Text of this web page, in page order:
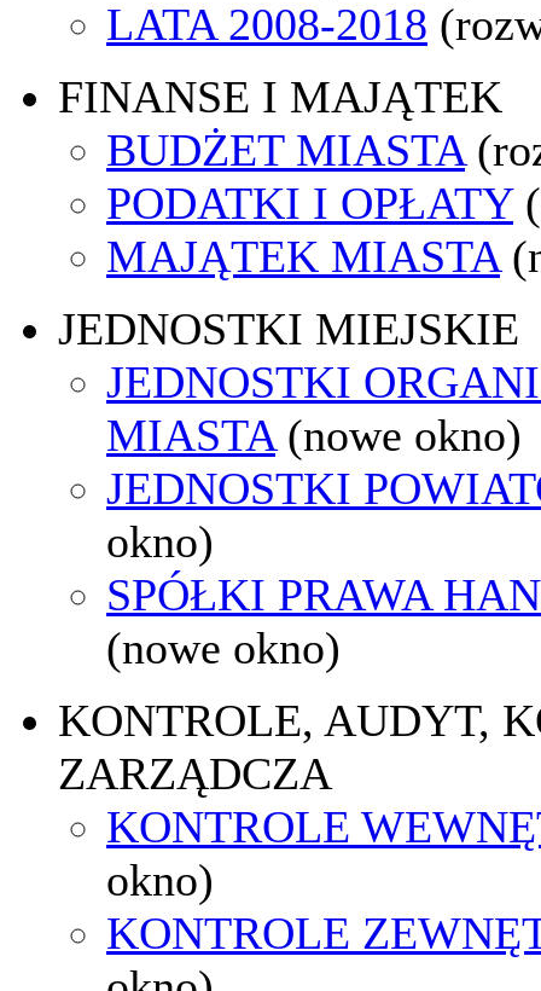
LATA 2008-2018
FINANSE I MAJĄTEK
BUDŻET MIASTA
PODATKI I OPŁATY
MAJĄTEK MIASTA
JEDNOSTKI MIEJSKIE
JEDNOSTKI
MIASTA (nowe okno)
JEDNOSTKI
okno)
SPÓŁKI PRAWA
(nowe okno)
KONTROLE, AUDYT,
ZARZĄDCZA
KONTROLE
okno)
KONTROLE